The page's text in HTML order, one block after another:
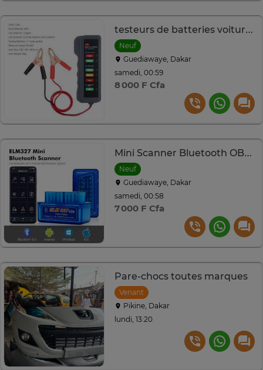
testeurs de batteries voiture 12v , analyseur numérique led
Neuf
Guediawaye, Dakar
samedi, 00:59
8 000 F Cfa
Mini Scanner Bluetooth OBD2, ELM327 V2.1
Neuf
Guediawaye, Dakar
samedi, 00:58
7 000 F Cfa
Pare-chocs toutes marques
Venant
Pikine, Dakar
lundi, 13:20